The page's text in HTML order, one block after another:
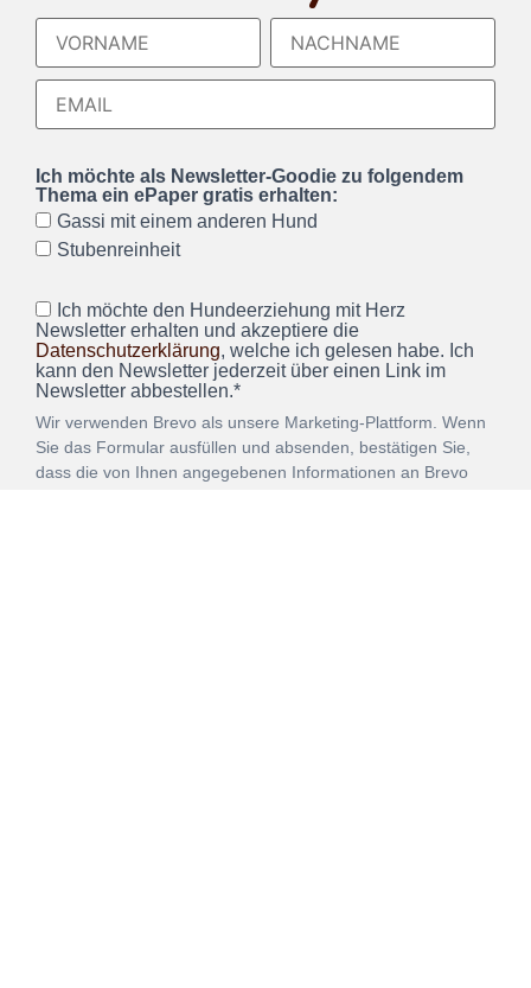
Ich möchte als Newsletter-Goodie zu folgendem
Thema ein ePaper gratis erhalten:
Gassi mit einem anderen Hund
Stubenreinheit
Ich möchte den Hundeerziehung mit Herz
Newsletter erhalten und akzeptiere die
Datenschutzerklärung, welche ich gelesen habe. Ich
kann den Newsletter jederzeit über einen Link im
Newsletter abbestellen.*
Wir verwenden Brevo als unsere Marketing-Plattform. Wenn
Sie das Formular ausfüllen und absenden, bestätigen Sie,
dass die von Ihnen angegebenen Informationen an Brevo